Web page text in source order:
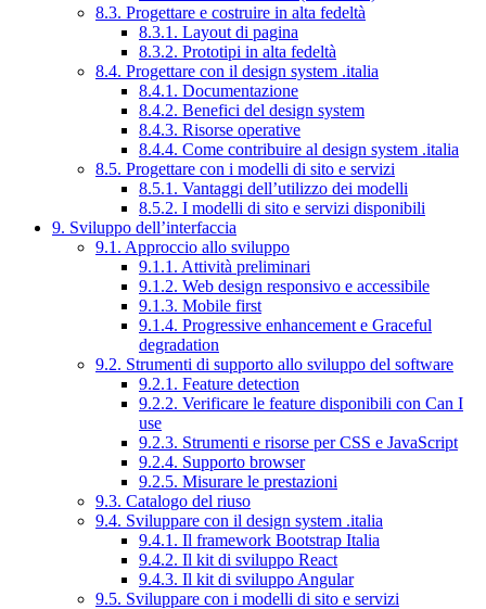
8.3. Progettare e costruire in alta fedeltà
8.3.1. Layout di pagina
8.3.2. Prototipi in alta fedeltà
8.4. Progettare con il design system .italia
8.4.1. Documentazione
8.4.2. Benefici del design system
8.4.3. Risorse operative
8.4.4. Come contribuire al design system .italia
8.5. Progettare con i modelli di sito e servizi
8.5.1. Vantaggi dell’utilizzo dei modelli
8.5.2. I modelli di sito e servizi disponibili
9. Sviluppo dell’interfaccia
9.1. Approccio allo sviluppo
9.1.1. Attività preliminari
9.1.2. Web design responsivo e accessibile
9.1.3. Mobile first
9.1.4. Progressive enhancement e Graceful
degradation
9.2. Strumenti di supporto allo sviluppo del software
9.2.1. Feature detection
9.2.2. Verificare le feature disponibili con Can I
use
9.2.3. Strumenti e risorse per CSS e JavaScript
9.2.4. Supporto browser
9.2.5. Misurare le prestazioni
9.3. Catalogo del riuso
9.4. Sviluppare con il design system .italia
9.4.1. Il framework Bootstrap Italia
9.4.2. Il kit di sviluppo React
9.4.3. Il kit di sviluppo Angular
9.5. Sviluppare con i modelli di sito e servizi